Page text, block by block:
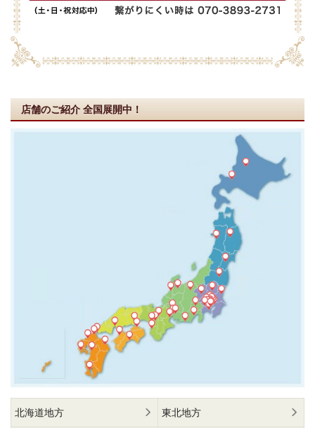
店舗のご紹介 全国展開中！
北海道地方 東北地方